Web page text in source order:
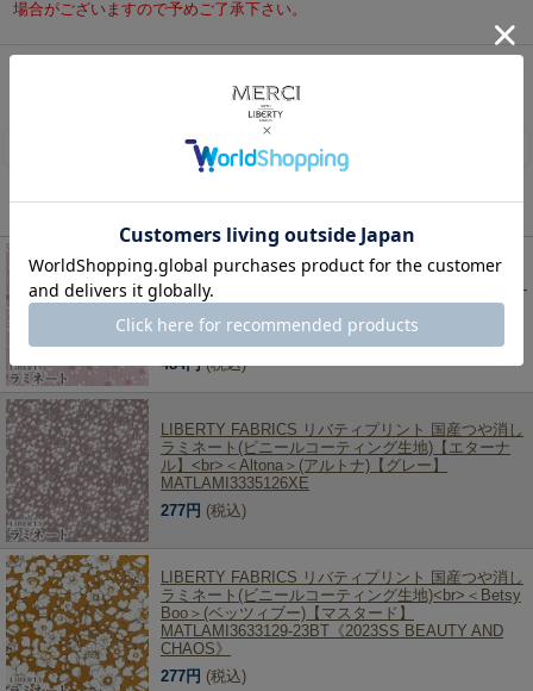
場合がございますので予めご了承下さい。
グ生地)＜Betsy Boo＞(ベッツィブー)【ピンク】MATLAMI3633129-23AT《2023SS BEAUTY
LIBERTY FABRICS リバティプリント イタリア製つ
や消しラミネート(ビニールコーティング生地)<br>＜
Nordic Daisy＞(ノルディックデイジー)《ライトピン
ク》MATLAMI3636423-A【2022SS FLORALOVE
COLLECTION】
484円 (税込)
LIBERTY FABRICS リバティプリント 国産つや消し
ラミネート(ビニールコーティング生地)【エターナ
ル】<br>＜Altona＞(アルトナ)【グレー】
MATLAMI3335126XE
277円 (税込)
LIBERTY FABRICS リバティプリント 国産つや消し
ラミネート(ビニールコーティング生地)<br>＜Betsy
Boo＞(ベッツィブー)【マスタード】
MATLAMI3633129-23BT《2023SS BEAUTY AND
CHAOS》
277円 (税込)